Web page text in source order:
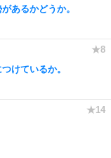
あるかどうか。
けているか。